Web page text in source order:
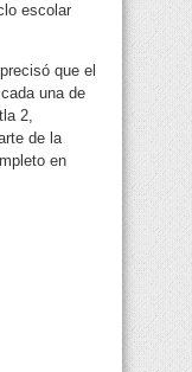
escolar
que el
una de
2,
de la
en